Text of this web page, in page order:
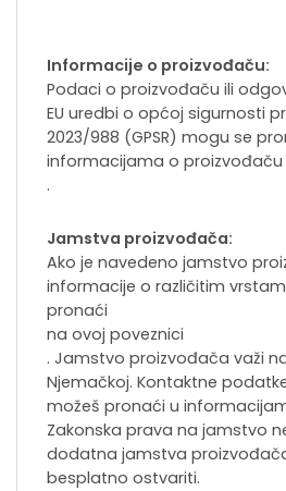
Informacije o proizvođaču:
Podaci o proizvođaču ili
EU uredbi o općoj sigurnosti
2023/988 (GPSR) mogu se
informacijama o proizvođaču
.
Jamstva proizvođača:
Ako je navedeno jamstvo
informacije o različitim
pronaći
na ovoj poveznici
. Jamstvo proizvođača važi
Njemačkoj. Kontaktne
možeš pronaći u
Zakonska prava na jamstvo
dodatna jamstva
besplatno ostvariti.